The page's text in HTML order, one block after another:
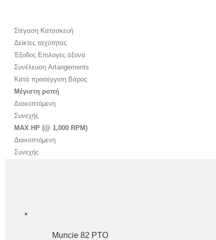
Στέγαση Κατασκευή
Δείκτες ταχύτητας
Έξοδος Επιλογές άξονα
Συνέλευση Artangements
Κατά προσέγγιση Βάρος
Μέγιστη ροπή
Διακοπτόμενη
Συνεχής
MAX HP (@ 1,000 RPM)
Διακοπτόμενη
Συνεχής
Muncie 82 PTO